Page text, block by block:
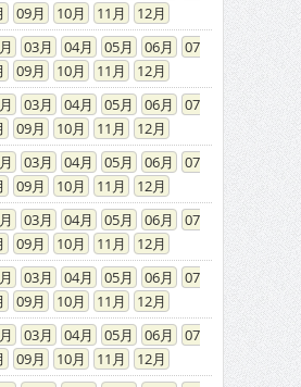
09 10 11
12
03 04 05 06
07
09 10 11
12
03 04 05 06
07
09 10 11
12
03 04 05 06
07
09 10 11
12
03 04 05 06
07
09 10 11
12
03 04 05 06
07
09 10 11
12
03 04 05 06
07
09 10 11
12